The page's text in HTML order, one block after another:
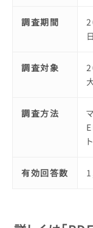
調査期間
調査対象
調査方法
有効回答数